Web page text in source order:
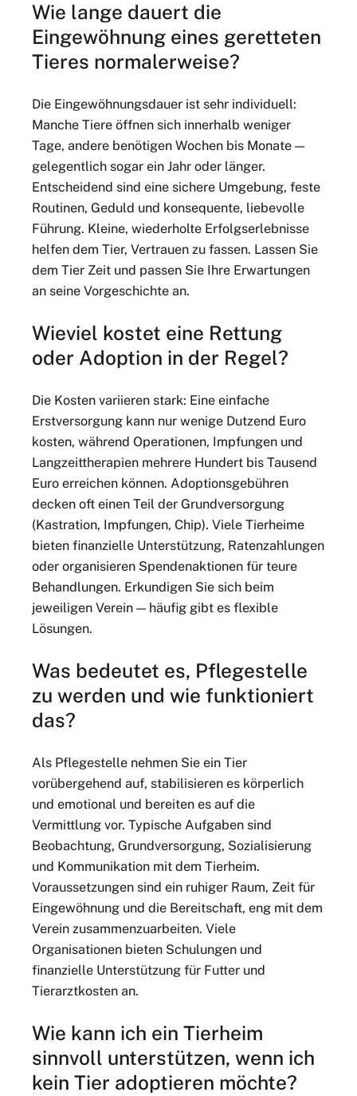
Wie lange dauert die
Eingewöhnung eines geretteten
Tieres normalerweise?
Die Eingewöhnungsdauer ist sehr individuell:
Manche Tiere öffnen sich innerhalb weniger
Tage, andere benötigen Wochen bis Monate —
gelegentlich sogar ein Jahr oder länger.
Entscheidend sind eine sichere Umgebung, feste
Routinen, Geduld und konsequente, liebevolle
Führung. Kleine, wiederholte Erfolgserlebnisse
helfen dem Tier, Vertrauen zu fassen. Lassen Sie
dem Tier Zeit und passen Sie Ihre Erwartungen
an seine Vorgeschichte an.
Wieviel kostet eine Rettung
oder Adoption in der Regel?
Die Kosten variieren stark: Eine einfache
Erstversorgung kann nur wenige Dutzend Euro
kosten, während Operationen, Impfungen und
Langzeittherapien mehrere Hundert bis Tausend
Euro erreichen können. Adoptionsgebühren
decken oft einen Teil der Grundversorgung
(Kastration, Impfungen, Chip). Viele Tierheime
bieten finanzielle Unterstützung, Ratenzahlungen
oder organisieren Spendenaktionen für teure
Behandlungen. Erkundigen Sie sich beim
jeweiligen Verein — häufig gibt es flexible
Lösungen.
Was bedeutet es, Pflegestelle
zu werden und wie funktioniert
das?
Als Pflegestelle nehmen Sie ein Tier
vorübergehend auf, stabilisieren es körperlich
und emotional und bereiten es auf die
Vermittlung vor. Typische Aufgaben sind
Beobachtung, Grundversorgung, Sozialisierung
und Kommunikation mit dem Tierheim.
Voraussetzungen sind ein ruhiger Raum, Zeit für
Eingewöhnung und die Bereitschaft, eng mit dem
Verein zusammenzuarbeiten. Viele
Organisationen bieten Schulungen und
finanzielle Unterstützung für Futter und
Tierarztkosten an.
Wie kann ich ein Tierheim
sinnvoll unterstützen, wenn ich
kein Tier adoptieren möchte?